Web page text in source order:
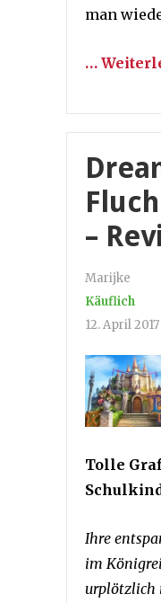
man
…
–
Marijke
Käuflich
12. April 2017
Tolle
Ihre
im
urplötzlich